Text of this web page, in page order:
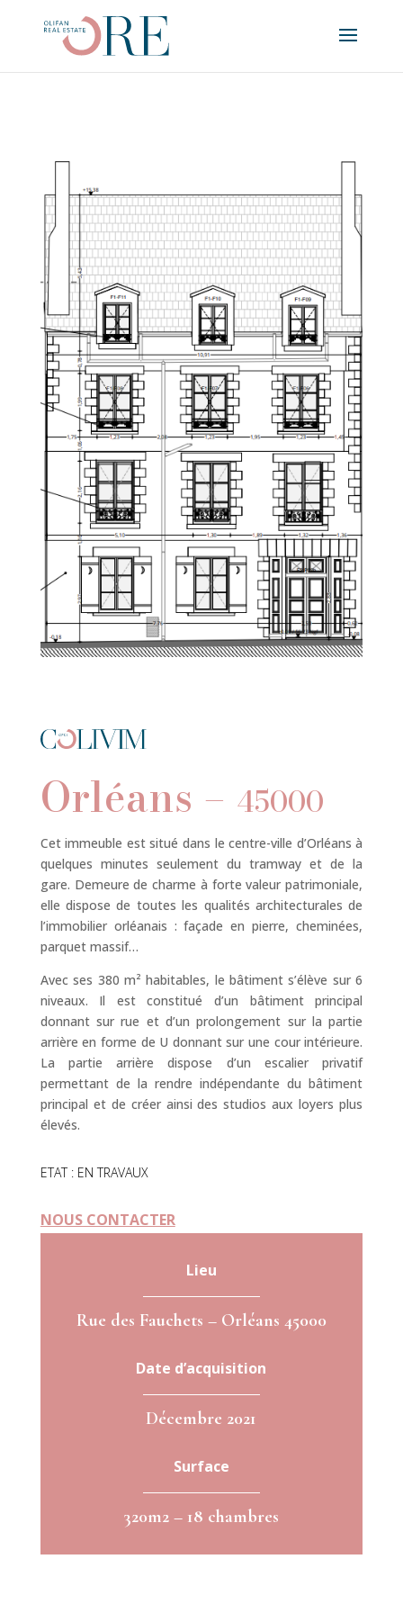
Orléans – 45000
Cet immeuble est situé dans le centre-ville d’Orléans à
quelques minutes seulement du tramway et de la
gare. Demeure de charme à forte valeur patrimoniale,
elle dispose de toutes les qualités architecturales de
l’immobilier orléanais : façade en pierre, cheminées,
parquet massif…
Avec ses 380 m² habitables, le bâtiment s’élève sur 6
niveaux. Il est constitué d’un bâtiment principal
donnant sur rue et d’un prolongement sur la partie
arrière en forme de U donnant sur une cour intérieure.
La partie arrière dispose d’un escalier privatif
permettant de la rendre indépendante du bâtiment
principal et de créer ainsi des studios aux loyers plus
élevés.
ETAT : EN TRAVAUX
NOUS CONTACTER
Lieu
Rue des Fauchets – Orléans 45000
Date d’acquisition
Décembre 2021
Surface
320m2 – 18 chambres